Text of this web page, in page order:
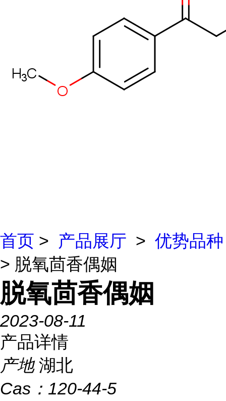
首页 > 产品展厅 > 优势品种
> 脱氧茴香偶姻
脱氧茴香偶姻
2023-08-11
产品详情
产地 湖北
Cas： 120-44-5